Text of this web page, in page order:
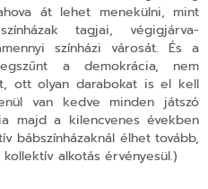
át lehet menekülni, mint
tagjai, végigjárva-
színházi városát. És a
a demokrácia, nem
ott olyan darabokat is el kell
van kedve minden játszó
majd a kilencvenes években
bábszínházaknál élhet tovább,
alkotás érvényesül.)